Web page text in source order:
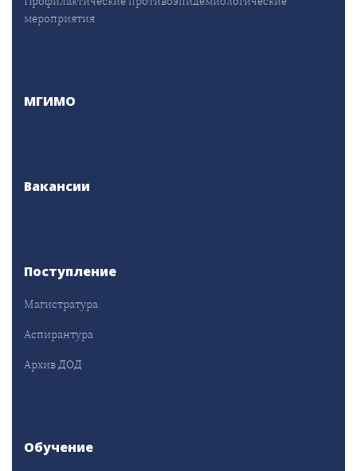
мероприятия
МГИМО
Вакансии
Поступление
Магистратура
Аспирантура
Архив ДОД
Обучение